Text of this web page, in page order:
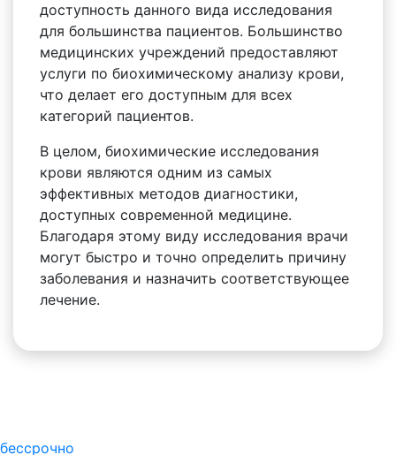
доступность данного вида исследования
для большинства пациентов. Большинство
медицинских учреждений предоставляют
услуги по биохимическому анализу крови,
что делает его доступным для всех
категорий пациентов.
В целом, биохимические исследования
крови являются одним из самых
эффективных методов диагностики,
доступных современной медицине.
Благодаря этому виду исследования врачи
могут быстро и точно определить причину
заболевания и назначить соответствующее
лечение.
бессрочно